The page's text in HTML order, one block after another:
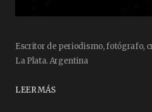
Escritor de periodismo, fotógrafo,
La Plata. Argentina
LEER MÁS